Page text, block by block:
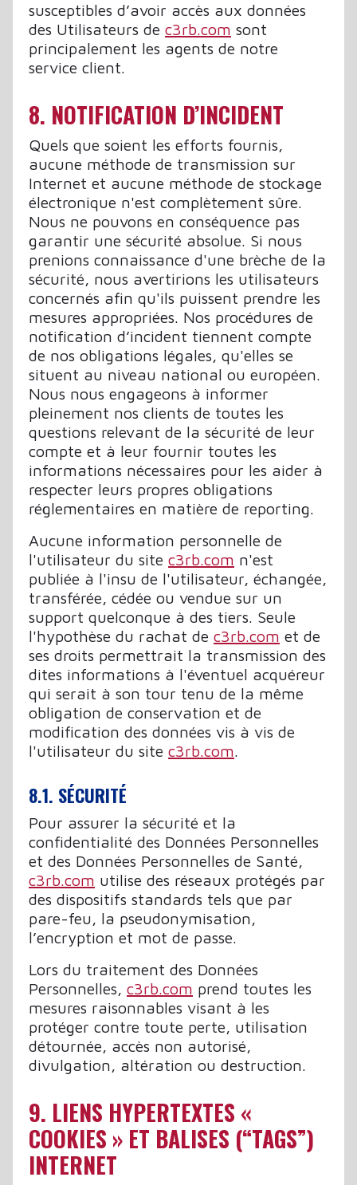
susceptibles d’avoir accès aux données
des Utilisateurs de c3rb.com sont
principalement les agents de notre
service client.
8. NOTIFICATION D’INCIDENT
Quels que soient les efforts fournis,
aucune méthode de transmission sur
Internet et aucune méthode de stockage
électronique n'est complètement sûre.
Nous ne pouvons en conséquence pas
garantir une sécurité absolue. Si nous
prenions connaissance d'une brèche de la
sécurité, nous avertirions les utilisateurs
concernés afin qu'ils puissent prendre les
mesures appropriées. Nos procédures de
notification d’incident tiennent compte
de nos obligations légales, qu'elles se
situent au niveau national ou européen.
Nous nous engageons à informer
pleinement nos clients de toutes les
questions relevant de la sécurité de leur
compte et à leur fournir toutes les
informations nécessaires pour les aider à
respecter leurs propres obligations
réglementaires en matière de reporting.
Aucune information personnelle de
l'utilisateur du site c3rb.com n'est
publiée à l'insu de l'utilisateur, échangée,
transférée, cédée ou vendue sur un
support quelconque à des tiers. Seule
l'hypothèse du rachat de c3rb.com et de
ses droits permettrait la transmission des
dites informations à l'éventuel acquéreur
qui serait à son tour tenu de la même
obligation de conservation et de
modification des données vis à vis de
l'utilisateur du site c3rb.com.
8.1. SÉCURITÉ
Pour assurer la sécurité et la
confidentialité des Données Personnelles
et des Données Personnelles de Santé,
c3rb.com utilise des réseaux protégés par
des dispositifs standards tels que par
pare-feu, la pseudonymisation,
l’encryption et mot de passe.
Lors du traitement des Données
Personnelles, c3rb.com prend toutes les
mesures raisonnables visant à les
protéger contre toute perte, utilisation
détournée, accès non autorisé,
divulgation, altération ou destruction.
9. LIENS HYPERTEXTES «
COOKIES » ET BALISES (“TAGS”)
INTERNET